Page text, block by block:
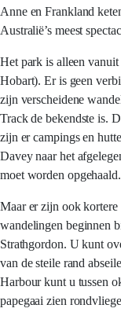
Anne en Frankland
Australië’s meest
Het park is alleen
Hobart). Er is geen
zijn verscheidene
Track de bekendste is.
zijn er campings en
Davey naar het
moet worden opgehaald.
Maar er zijn ook
wandelingen beginnen
Strathgordon. U kunt
van de steile rand
Harbour kunt u tussen
papegaai zien